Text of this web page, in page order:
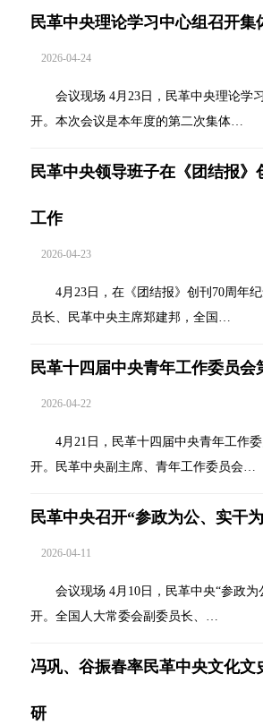
民革中央理论学习中心组召开集
2026-04-24
会议现场 4月23日，民革中央理论学
开。本次会议是本年度的第二次集体…
民革中央领导班子在《团结报
工作
2026-04-23
4月23日，在《团结报》创刊70周年
员长、民革中央主席郑建邦，全国…
民革十四届中央青年工作委员
2026-04-22
4月21日，民革十四届中央青年工作
开。民革中央副主席、青年工作委员会…
民革中央召开“参政为公、实干
2026-04-11
会议现场 4月10日，民革中央“参政
开。全国人大常委会副委员长、…
冯巩、谷振春率民革中央文化文
研